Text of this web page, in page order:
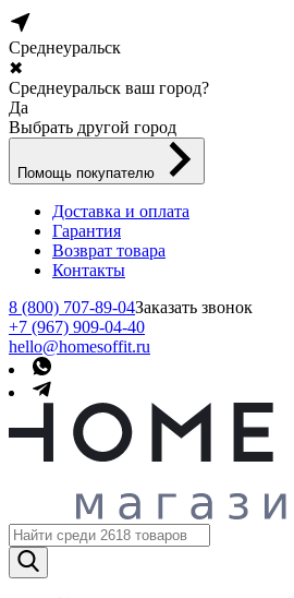
Среднеуральск
✖
Среднеуральск ваш город?
Да
Выбрать другой город
Помощь покупателю
Доставка и оплата
Гарантия
Возврат товара
Контакты
8 (800) 707-89-04Заказать звонок
+7 (967) 909-04-40
hello@homesoffit.ru